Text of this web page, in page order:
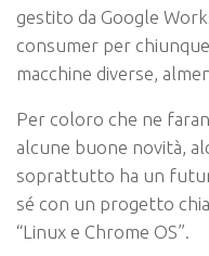
gestito da Google
consumer per
macchine diverse,
Per coloro che ne
alcune buone novità,
soprattutto ha un
sé con un progetto
“Linux e Chrome OS”.